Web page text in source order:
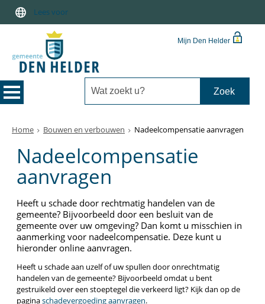
Lees voor
Mijn Den Helder
Home Bouwen en verbouwen Nadeelcompensatie aanvragen
Nadeelcompensatie
aanvragen
Heeft u schade door rechtmatig handelen van de
gemeente? Bijvoorbeeld door een besluit van de
gemeente over uw omgeving? Dan komt u misschien in
aanmerking voor nadeelcompensatie. Deze kunt u
hieronder online aanvragen.
Heeft u schade aan uzelf of uw spullen door onrechtmatig
handelen van de gemeente? Bijvoorbeeld omdat u bent
gestruikeld over een stoeptegel die verkeerd ligt? Kijk dan op de
paginaschadevergoeding aanvragen.